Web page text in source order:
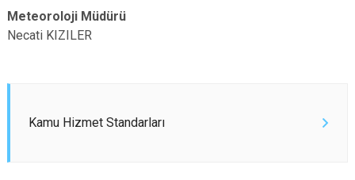
Meteoroloji Müdürü
Necati KIZILER
Kamu Hizmet Standarları